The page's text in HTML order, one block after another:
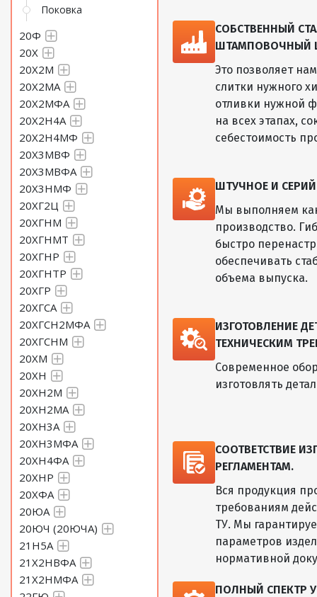
Поковка
20Ф
20Х
20Х2М
20Х2МА
20Х2МФА
20Х2Н4А
20Х2Н4МФ
20Х3МВФ
20Х3МВФА
20Х3НМФ
20ХГ2Ц
20ХГНМ
20ХГНМТ
20ХГНР
20ХГНТР
20ХГР
20ХГСА
20ХГСН2МФА
20ХГСНМ
20ХМ
20ХН
20ХН2М
20ХН2МА
20ХН3А
20ХН3МФА
20ХН4ФА
20ХНР
20ХФА
20ЮА
20ЮЧ (20ЮЧА)
21Н5А
21Х2НВФА
21Х2НМФА
СОБСТВЕННЫЙ
ШТАМПОВОЧНЫЙ
Это позволяет
слитки нужного
отливки нужной
на всех этапах,
себестоимость
ШТУЧНОЕ И
Мы выполняем
производство.
быстро
обеспечивать
объема выпуска.
ИЗГОТОВЛЕНИЕ
ТЕХНИЧЕСКИМ
Современное
изготовлять
СООТВЕТСТВИЕ
РЕГЛАМЕНТАМ.
Вся продукция
требованиям
ТУ. Мы
параметров
нормативной
ПОЛНЫЙ СПЕКТР